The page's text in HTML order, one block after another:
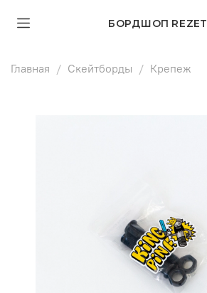
БОРДШОП REZET
Главная Скейтборды Крепеж